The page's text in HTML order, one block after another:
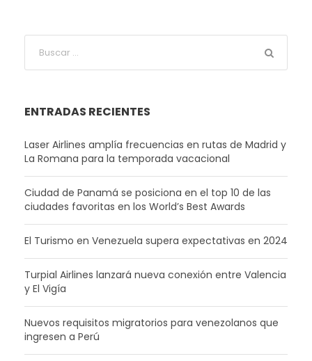
ENTRADAS RECIENTES
Laser Airlines amplía frecuencias en rutas de Madrid y
La Romana para la temporada vacacional
Ciudad de Panamá se posiciona en el top 10 de las
ciudades favoritas en los World’s Best Awards
El Turismo en Venezuela supera expectativas en 2024
Turpial Airlines lanzará nueva conexión entre Valencia
y El Vigía
Nuevos requisitos migratorios para venezolanos que
ingresen a Perú